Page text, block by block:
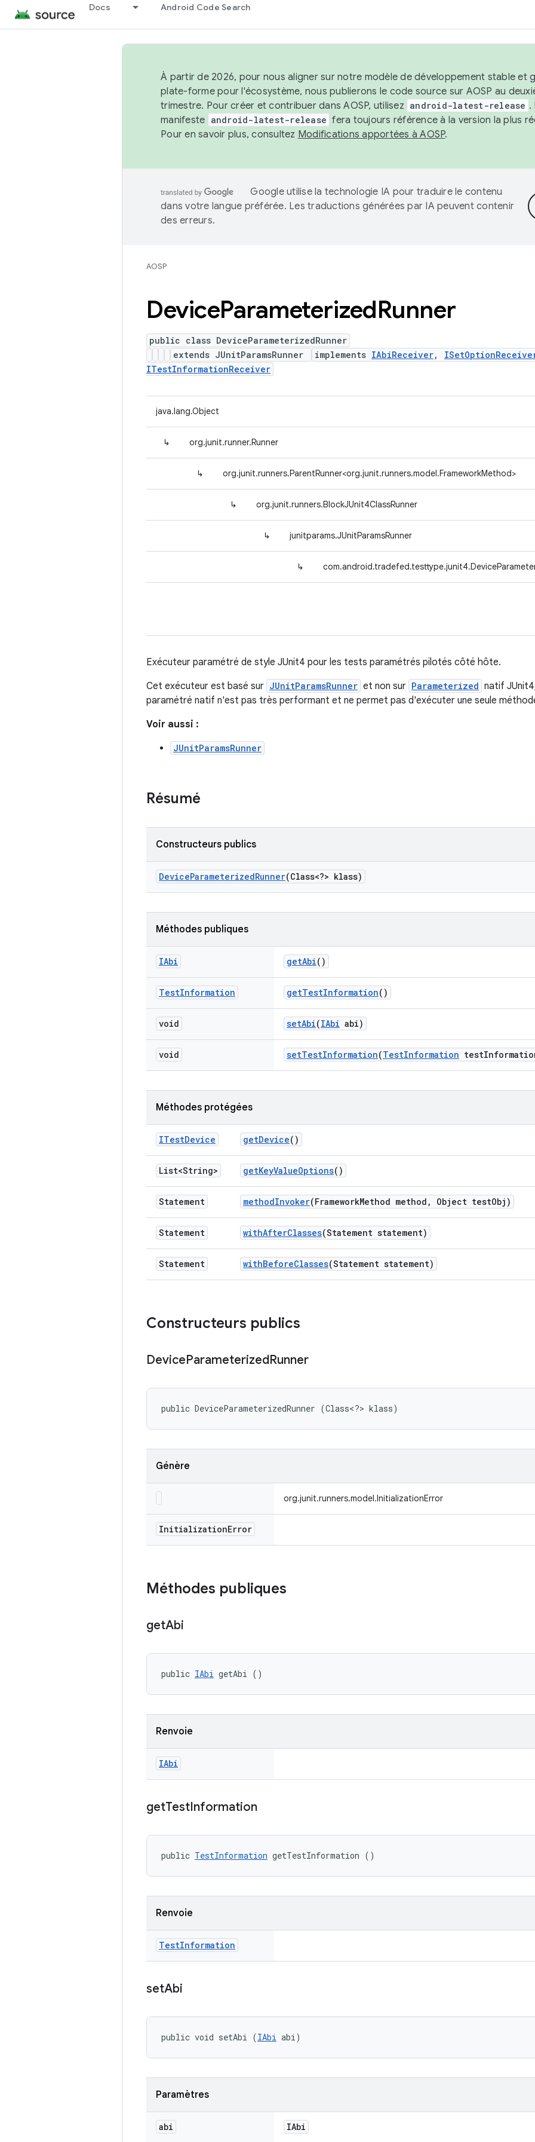
Docs Android Code Search
À partir de 2026, pour nous aligner sur notre modèle de développement stable et
plate-forme pour l'écosystème, nous publierons le code source sur AOSP au
trimestre. Pour créer et contribuer dans AOSP, utilisez android-latest-release .
manifeste android-latest-release fera toujours référence à la version la plus
Pour en savoir plus, consultez Modifications apportées à AOSP.
Google utilise la technologie IA pour traduire le contenu
dans votre langue préférée. Les traductions générées par IA peuvent contenir
des erreurs.
AOSP
DeviceParameterizedRunner
public class DeviceParameterizedRunner
extends JUnitParamsRunner
implements IAbiReceiver,
ITestInformationReceiver
java.lang.Object
↳ org.junit.runner.Runner
↳ org.junit.runners.ParentRunner<org.junit.runners.model.FrameworkMethod>
↳ org.junit.runners.BlockJUnit4ClassRunner
↳ junitparams.JUnitParamsRunner
↳
Exécuteur paramétré de style JUnit4 pour les tests paramétrés pilotés côté hôte.
Cet exécuteur est basé sur JUnitParamsRunner et non sur Parameterized natif
paramétré natif n'est pas très performant et ne permet pas d'exécuter une seule
Voir aussi :
JUnitParamsRunner
Résumé
Constructeurs publics
DeviceParameterizedRunner(Class<?> klass)
Méthodes publiques
IAbi getAbi()
TestInformation getTestInformation()
void setAbi(IAbi abi)
void setTestInformation(TestInformation test
Méthodes protégées
ITestDevice getDevice()
List<String> getKeyValueOptions()
Statement methodInvoker(FrameworkMethod method , Object testObj)
Statement withAfterClasses(Statement statement)
Statement withBeforeClasses(Statement statement)
Constructeurs publics
DeviceParameterizedRunner
public DeviceParameterizedRunner (Class<?> klass)
Génère
org.junit.runners.model.InitializationError
InitializationError
Méthodes publiques
getAbi
public IAbi getAbi ()
Renvoie
IAbi
getTestInformation
public TestInformation getTestInformation ()
Renvoie
TestInformation
setAbi
public void setAbi (IAbi abi)
Paramètres
abi IAbi